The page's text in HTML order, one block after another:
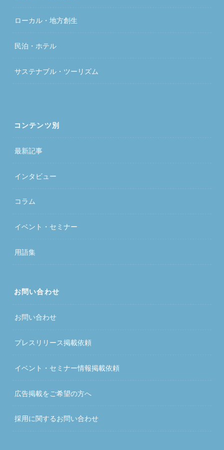
ローカル・地方創生
民泊・ホテル
サステナブル・ツーリズム
コンテンツ別
最新記事
インタビュー
コラム
イベント・セミナー
用語集
お問い合わせ
お問い合わせ
プレスリリース掲載依頼
イベント・セミナー情報掲載依頼
広告掲載をご希望の方へ
採用に関するお問い合わせ